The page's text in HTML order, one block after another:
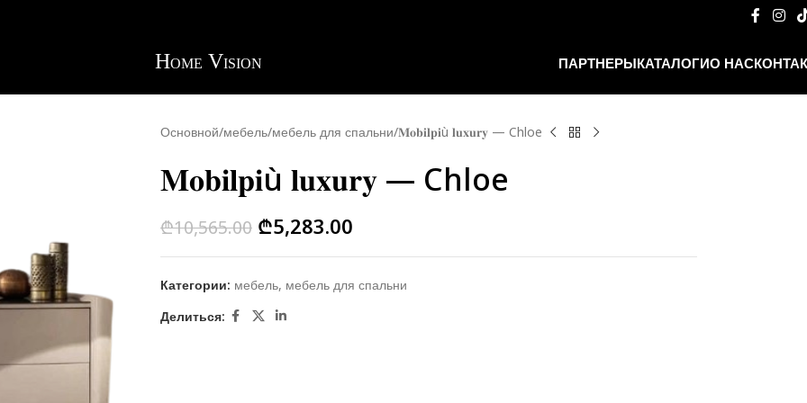
ПАРТНЕРЫКАТАЛОГИО НАС
Основной мебель мебель для спальни 𝐌𝐨𝐛𝐢𝐥𝐩𝐢ù 𝐥𝐮𝐱𝐮𝐫𝐲 — Chloe
𝐌𝐨𝐛𝐢𝐥𝐩𝐢ù 𝐥𝐮𝐱𝐮𝐫𝐲 — Chloe
₾10,565.00 ₾5,283.00
Категории: мебель, мебель для спальни
Делиться: